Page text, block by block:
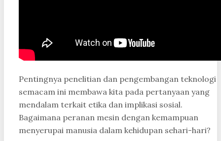
Pentingnya penelitian dan pengembangan teknologi
semacam ini membawa kita pada pertanyaan yang
mendalam terkait etika dan implikasi sosial.
Bagaimana peranan mesin dengan kemampuan
menyerupai manusia dalam kehidupan sehari-hari?